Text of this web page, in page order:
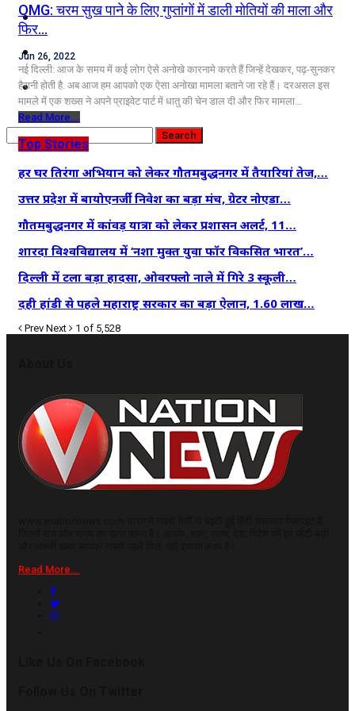
कृषि
धर्म
विज्ञान तकनीकी
OMG: चरम सुख पाने के लिए गुप्तांगों में डाली मोतियों की माला और
फिर…
Jun 26, 2022
नई दिल्ली: आज के समय में कई लोग ऐसे अनोखे कारनामे करते हैं जिन्हें देखकर, पढ़-सुनकर
हैरानी होती है. अब आज हम आपको एक ऐसा अनोखा मामला बताने जा रहे हैं। दरअसल इस
मामले में एक शख्स ने अपने प्राइवेट पार्ट में धातु की चेन डाल दी और फिर मामला…
Read More...
Top Stories
हर घर तिरंगा अभियान को लेकर गौतमबुद्धनगर में तैयारियां तेज,…
उत्तर प्रदेश में बायोएनर्जी निवेश का बड़ा मंच, ग्रेटर नोएडा…
गौतमबुद्धनगर में कांवड़ यात्रा को लेकर प्रशासन अलर्ट, 11…
शारदा विश्वविद्यालय में ‘नशा मुक्त युवा फॉर विकसित भारत’…
दिल्ली में टला बड़ा हादसा, ओवरफ्लो नाले में गिरे 3 स्कूली…
दही हांडी से पहले महाराष्ट्र सरकार का बड़ा ऐलान, 1.60 लाख…
Prev Next 1 of 5,528
Read More...